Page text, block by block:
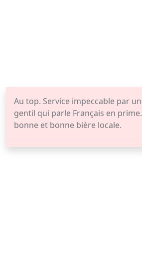
Au top. Service impeccable par
gentil qui parle Français en
bonne et bonne bière locale.